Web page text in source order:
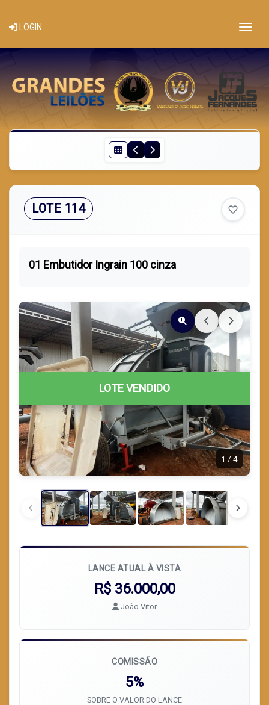
LOGIN
LOTE 114 favorite_border
01 Embutidor Ingrain 100 cinza
LOTE VENDIDO
1 / 4
LANCE ATUAL À VISTA
R$ 36.000,00
João Vitor
COMISSÃO
5%
SOBRE O VALOR DO LANCE